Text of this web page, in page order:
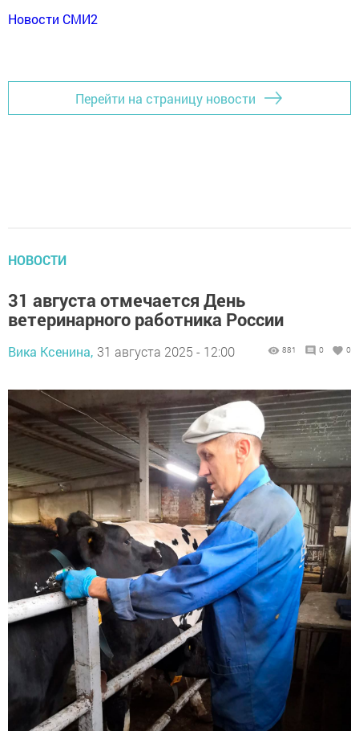
Новости СМИ2
Перейти на страницу новости
НОВОСТИ
31 августа отмечается День
ветеринарного работника России
Вика Ксенина, 31 августа 2025 - 12:00 881 0 0